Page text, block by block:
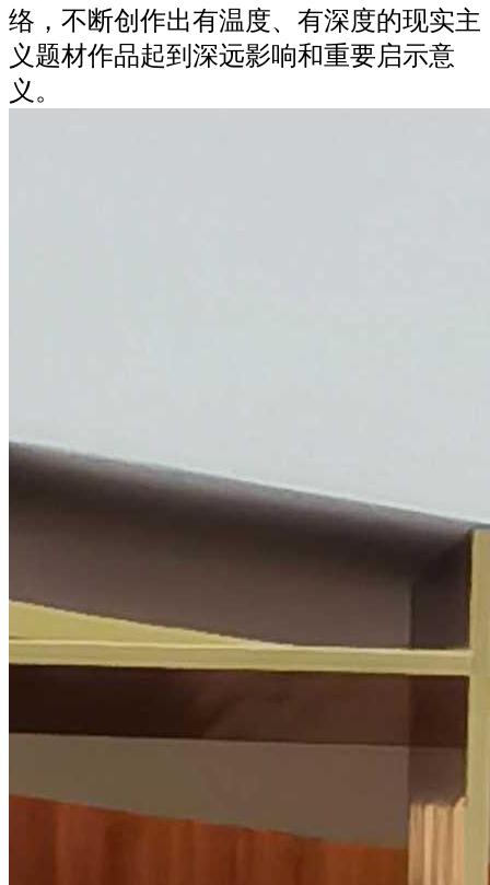
络，不断创作出有温度、有深度的现实主
义题材作品起到深远影响和重要启示意
义。